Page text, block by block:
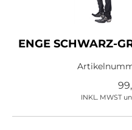
ENGE SCHWARZ-
INKL. MWST